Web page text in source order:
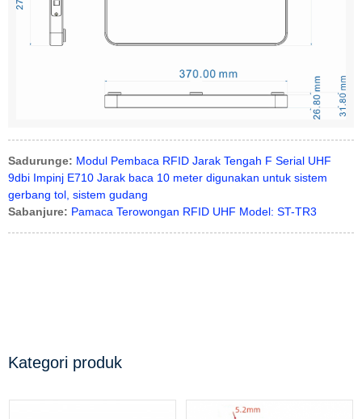
Sadurunge: Modul Pembaca RFID Jarak Tengah F Serial UHF
9dbi Impinj E710 Jarak baca 10 meter digunakan untuk sistem
gerbang tol, sistem gudang
Sabanjure: Pamaca Terowongan RFID UHF Model: ST-TR3
Kategori produk